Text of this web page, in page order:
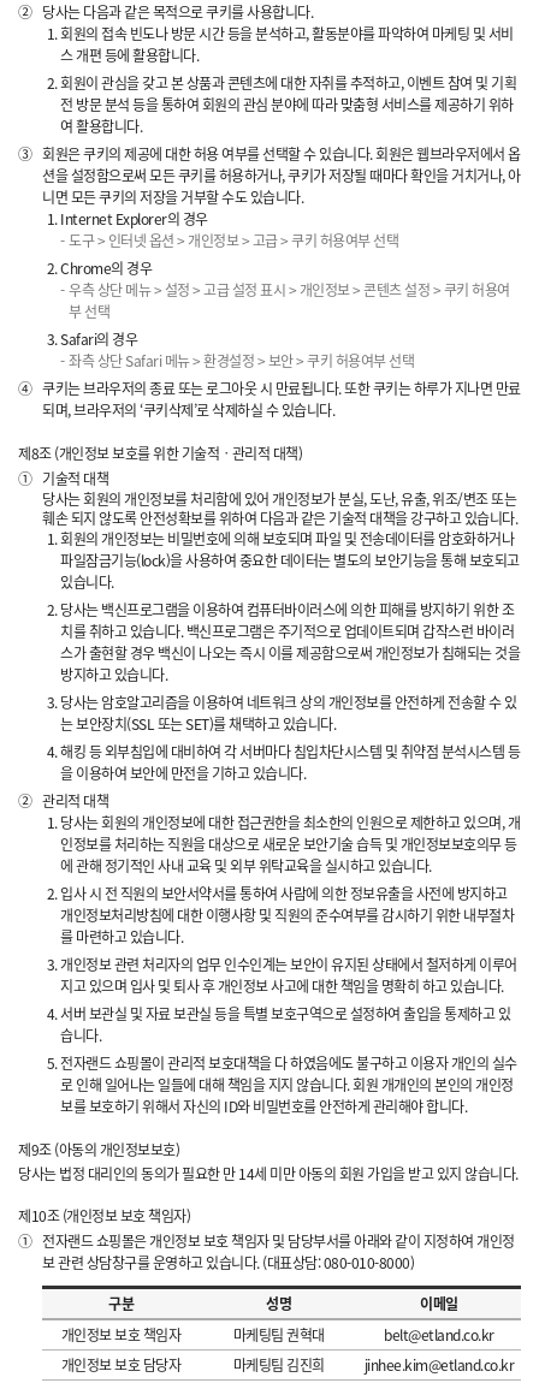
② 당사는 다음과 같은 목적으로 쿠키를 사용합니다.
회원의 접속 빈도나 방문 시간 등을 분석하고, 활동분야를 파악하여 마케팅 및 서비
스 개편 등에 활용합니다.
회원이 관심을 갖고 본 상품과 콘텐츠에 대한 자취를 추적하고, 이벤트 참여 및 기획
전 방문 분석 등을 통하여 회원의 관심 분야에 따라 맞춤형 서비스를 제공하기 위하
여 활용합니다.
③ 회원은 쿠키의 제공에 대한 허용 여부를 선택할 수 있습니다. 회원은 웹브라우저에서 옵
션을 설정함으로써 모든 쿠키를 허용하거나, 쿠키가 저장될 때마다 확인을 거치거나, 아
니면 모든 쿠키의 저장을 거부할 수도 있습니다.
Internet Explorer의 경우
도구 > 인터넷 옵션 > 개인정보 > 고급 > 쿠키 허용여부 선택
Chrome의 경우
우측 상단 메뉴 > 설정 > 고급 설정 표시 > 개인정보 > 콘텐츠 설정 > 쿠키 허용여
부 선택
Safari의 경우
좌측 상단 Safari 메뉴 > 환경설정 > 보안 > 쿠키 허용여부 선택
④ 쿠키는 브라우저의 종료 또는 로그아웃 시 만료됩니다. 또한 쿠키는 하루가 지나면 만료
되며, 브라우저의 ‘쿠키삭제’로 삭제하실 수 있습니다.
제8조 (개인정보 보호를 위한 기술적ㆍ관리적 대책)
① 기술적 대책
당사는 회원의 개인정보를 처리함에 있어 개인정보가 분실, 도난, 유출, 위조/변조 또는
훼손 되지 않도록 안전성확보를 위하여 다음과 같은 기술적 대책을 강구하고 있습니다.
회원의 개인정보는 비밀번호에 의해 보호되며 파일 및 전송데이터를 암호화하거나
파일잠금기능(lock)을 사용하여 중요한 데이터는 별도의 보안기능을 통해 보호되고
있습니다.
당사는 백신프로그램을 이용하여 컴퓨터바이러스에 의한 피해를 방지하기 위한 조
치를 취하고 있습니다. 백신프로그램은 주기적으로 업데이트되며 갑작스런 바이러
스가 출현할 경우 백신이 나오는 즉시 이를 제공함으로써 개인정보가 침해되는 것을
방지하고 있습니다.
당사는 암호알고리즘을 이용하여 네트워크 상의 개인정보를 안전하게 전송할 수 있
는 보안장치(SSL 또는 SET)를 채택하고 있습니다.
해킹 등 외부침입에 대비하여 각 서버마다 침입차단시스템 및 취약점 분석시스템 등
을 이용하여 보안에 만전을 기하고 있습니다.
② 관리적 대책
당사는 회원의 개인정보에 대한 접근권한을 최소한의 인원으로 제한하고 있으며, 개
인정보를 처리하는 직원을 대상으로 새로운 보안기술 습득 및 개인정보보호의무 등
에 관해 정기적인 사내 교육 및 외부 위탁교육을 실시하고 있습니다.
입사 시 전 직원의 보안서약서를 통하여 사람에 의한 정보유출을 사전에 방지하고
개인정보처리방침에 대한 이행사항 및 직원의 준수여부를 감시하기 위한 내부절차
를 마련하고 있습니다.
개인정보 관련 처리자의 업무 인수인계는 보안이 유지된 상태에서 철저하게 이루어
지고 있으며 입사 및 퇴사 후 개인정보 사고에 대한 책임을 명확히 하고 있습니다.
서버 보관실 및 자료 보관실 등을 특별 보호구역으로 설정하여 출입을 통제하고 있
습니다.
전자랜드 쇼핑몰이 관리적 보호대책을 다 하였음에도 불구하고 이용자 개인의 실수
로 인해 일어나는 일들에 대해 책임을 지지 않습니다. 회원 개개인의 본인의 개인정
보를 보호하기 위해서 자신의 ID와 비밀번호를 안전하게 관리해야 합니다.
제9조 (아동의 개인정보보호)
당사는 법정 대리인의 동의가 필요한 만 14세 미만 아동의 회원 가입을 받고 있지 않습니다.
제10조 (개인정보 보호 책임자)
① 전자랜드 쇼핑몰은 개인정보 보호 책임자 및 담당부서를 아래와 같이 지정하여 개인정
보 관련 상담창구를 운영하고 있습니다. (대표상담: 080-010-8000)
구분
성명
이메일
개인정보 보호 책임자
마케팅팀 권혁대
belt@etland.co.kr
개인정보 보호 담당자
마케팅팀 김진희
jinhee.kim@etland.co.kr